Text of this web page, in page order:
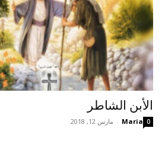
الأبن الشاطر
Maria
- مارس 12, 2018 0